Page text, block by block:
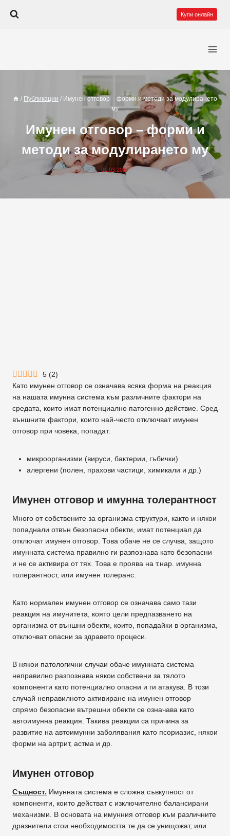
съдържанието
Купи онлайн
/ Публикации / Имунен отговор – форми и методи за модулирането
му
Имунен отговор – форми и
методи за модулирането му
01.03.2017
5 (2)
Като имунен отговор се означава всяка форма на реакция
на нашата имунна система към различните фактори на
средата, които имат потенциално патогенно действие. Сред
външните фактори, които най-често отключват имунен
отговор при човека, попадат:
микроорганизми (вируси, бактерии, гъбички)
алергени (полен, прахови частици, химикали и др.)
Имунен отговор и имунна толерантност
Много от собствените за организма структури, както и някои
попаднали отвън безопасни обекти, имат потенциал да
отключат имунен отговор. Това обаче не се случва, защото
имунната система правилно ги разпознава като безопасни
и не се активира от тях. Това е проява на т.нар. имунна
толерантност, или имунен толеранс.
Като нормален имунен отговор се означава само тази
реакция на имунитета, която цели предпазването на
организма от външни обекти, които, попадайки в организма,
отключват опасни за здравето процеси.
В някои патологични случаи обаче имунната система
неправилно разпознава някои собствени за тялото
компоненти като потенциално опасни и ги атакува. В този
случай неправилното активиране на имунен отговор
спрямо безопасни вътрешни обекти се означава като
автоимунна реакция. Такива реакции са причина за
развитие на автоимунни заболявания като псориазис, някои
форми на артрит, астма и др.
Имунен отговор
Същност. Имунната система е сложна съвкупност от
компоненти, които действат с изключително балансирани
механизми. В основата на имунния отговор към различните
дразнители стои необходимостта те да се унищожат, или